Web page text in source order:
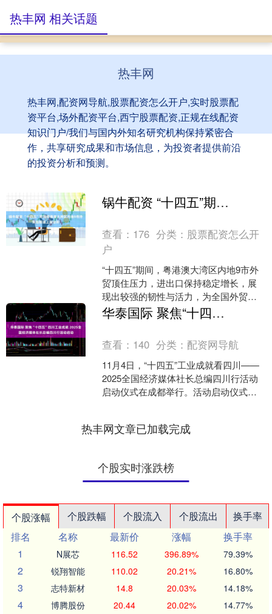
热丰网
热丰网,配资网导航,股票配资怎么开户,实时股票配
资平台,场外配资平台,西宁股票配资,正规在线配资
知识门户/我们与国内外知名研究机构保持紧密合
作，共享研究成果和市场信息，为投资者提供前沿
的投资分析和预测。
热丰网 相关话题
锅牛配资 “十四五”期间粤港澳大湾区内地9市外贸规模连上新台阶
查看： 176 分类： 股票配资怎么开
户
“十四五”期间，粤港澳大湾区内地9市外
贸顶住压力，进出口保持稳定增长，展
现出较强的韧性与活力，为全国外贸稳
增长作出重要贡献，进出口主要有以下
亮点： 外贸规模连上....
华泰国际 聚焦“十四五”四川工业成就 2025全国经济媒体社长总编四川行活动启动
查看： 140 分类： 配资网导航
11月4日，“十四五”工业成就看四川——
2025全国经济媒体社长总编四川行活动
启动仪式在成都举行。活动启动仪式
热丰网文章已加载完成
个股实时涨跌榜
个股涨幅 个股跌幅 个股流入 个股流出
换手率
排名
名称 最新价 涨幅
换手率
1
N展芯 116.52 396.89% 79.39%
2 锐翔智能 110.02 20.21% 16.80%
3 志特新材 14.8 20.03% 14.18%
4 博腾股份 20.44 20.02% 14.77%